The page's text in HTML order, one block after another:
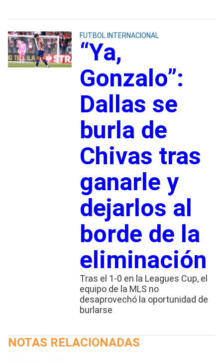
FUTBOL INTERNACIONAL
“Ya,
Gonzalo”:
Dallas se
burla de
Chivas tras
ganarle y
dejarlos al
borde de la
eliminación
Tras el 1-0 en la Leagues Cup, el
equipo de la MLS no
desaprovechó la oportunidad de
burlarse
NOTAS RELACIONADAS